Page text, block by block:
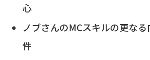
心
ノブさんのMCスキルの更な
件